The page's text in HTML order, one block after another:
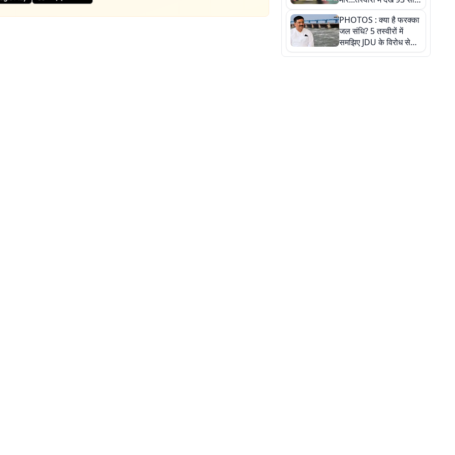
पुराने इस हाई स्कूल की
हकीकत
PHOTOS : क्या है फरक्का
जल संधि? 5 तस्वीरों में
समझिए JDU के विरोध से
लेकर बिहार पर असर तक